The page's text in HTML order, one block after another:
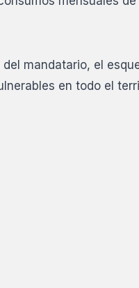
mandatario, el
en todo el